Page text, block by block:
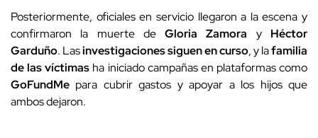
Posteriormente, oficiales en servicio llegaron a la escena y
confirmaron la muerte deGloria Zamora y Héctor
Garduño. Lasinvestigaciones siguen en curso, y lafamilia
de las víctimas ha iniciado campañas en plataformas como
GoFundMe para cubrir gastos y apoyar a los hijos que
ambos dejaron.